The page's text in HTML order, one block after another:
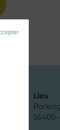
Lieu
56400